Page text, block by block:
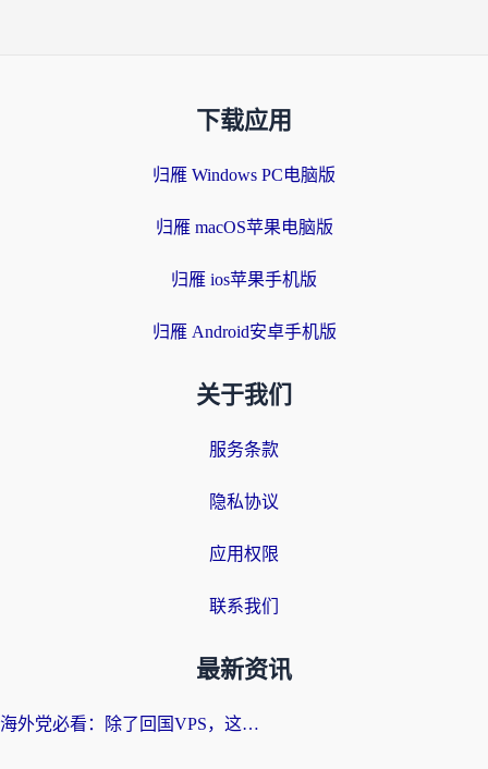
下载应用
归雁 Windows PC电脑版
归雁 macOS苹果电脑版
归雁 ios苹果手机版
归雁 Android安卓手机版
关于我们
服务条款
隐私协议
应用权限
联系我们
最新资讯
海外党必看：除了回国VPS，这样选加速器也能无缝刷国内资源？